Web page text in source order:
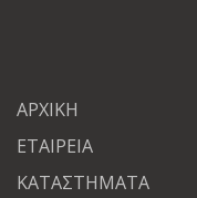
ΑΡΧΙΚΗ
ΕΤΑΙΡΕΙΑ
ΚΑΤΑΣΤΗΜΑΤΑ